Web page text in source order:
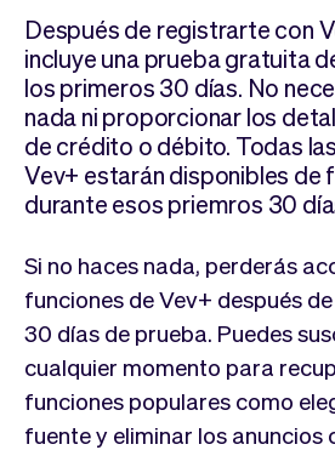
Software servicios de
campo
CRM para PYMES
Historias
Blogs
Ayuda
Novedades
App
Impuestos
Checkout
Insertar Widget
Tickets
Marketing
Pagos
Diseño
Vev
Vista
Después de registrarte con
incluye una prueba gratuita
los primeros30 días. No
nada ni proporcionar los
de crédito o débito. Todas
Vev+ estarán disponibles
durante esos priemros 30
Si no haces nada, perderás
funciones de Vev+ después
30 días de prueba. Puedes
cualquier momento para
funciones populares como
fuente y eliminar los anuncios